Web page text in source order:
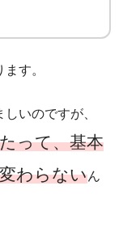
す。
いのですが、
って、基本
わらないん